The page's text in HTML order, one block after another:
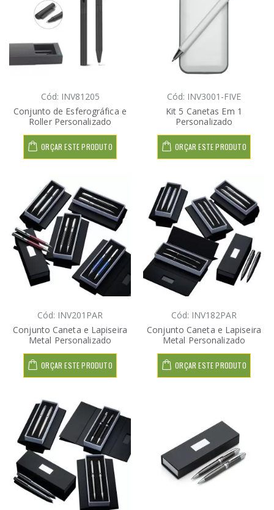
Cód: INV81205
Conjunto de Esferográfica e
Roller Personalizado
ORÇAR ESTE PRODUTO
Cód: INV3001-FIVE
Kit 5 Canetas Em 1
Personalizado
ORÇAR ESTE PRODUTO
Cód: INV201PAR
Conjunto Caneta e Lapiseira
Metal Personalizado
ORÇAR ESTE PRODUTO
Cód: INV182PAR
Conjunto Caneta e Lapiseira
Metal Personalizado
ORÇAR ESTE PRODUTO